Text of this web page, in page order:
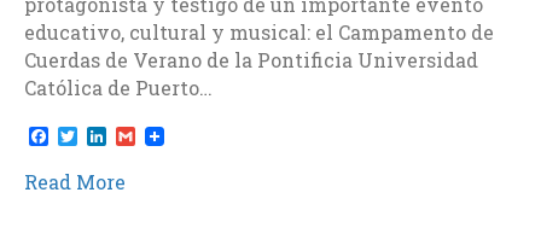
educativo, cultural y musical: el Campamento de
Cuerdas de Verano de la Pontificia Universidad
Católica de Puerto…
F
a
c
e
T
w
i
t
L
n
k
G
m
Read More